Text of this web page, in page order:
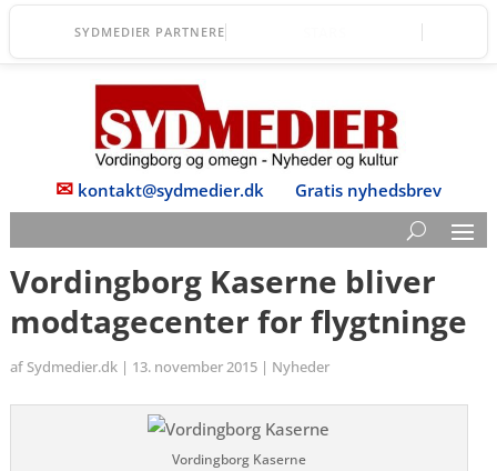
SYDMEDIER PARTNERE
✉ kontakt@sydmedier.dk Gratis nyhedsbrev
Vordingborg Kaserne bliver
modtagecenter for flygtninge
af Sydmedier.dk| 13. november 2015| Nyheder
Vordingborg Kaserne